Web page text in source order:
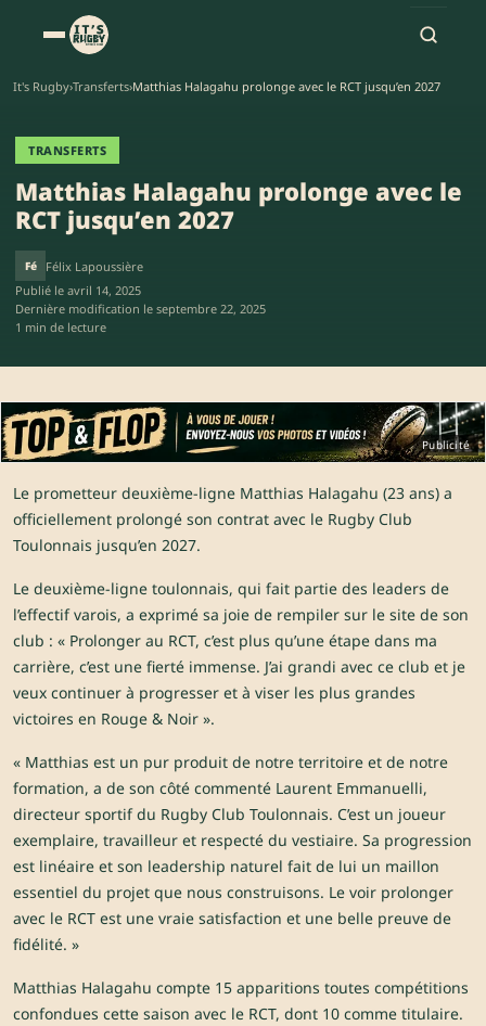
It's Rugby›Transferts›Matthias Halagahu prolonge avec le RCT jusqu’en 2027
TRANSFERTS
Matthias Halagahu prolonge avec le
RCT jusqu’en 2027
Fé
Félix Lapoussière
Publié le avril 14, 2025
Dernière modification le septembre 22, 2025
1 min de lecture
Publicité
Le prometteur deuxième-ligne Matthias Halagahu (23 ans) a
officiellement prolongé son contrat avec le Rugby Club
Toulonnais jusqu’en 2027.
Le deuxième-ligne toulonnais, qui fait partie des leaders de
l’effectif varois, a exprimé sa joie de rempiler sur le site de son
club : « Prolonger au RCT, c’est plus qu’une étape dans ma
carrière, c’est une fierté immense. J’ai grandi avec ce club et je
veux continuer à progresser et à viser les plus grandes
victoires en Rouge & Noir ».
« Matthias est un pur produit de notre territoire et de notre
formation, a de son côté commenté Laurent Emmanuelli,
directeur sportif du Rugby Club Toulonnais. C’est un joueur
exemplaire, travailleur et respecté du vestiaire. Sa progression
est linéaire et son leadership naturel fait de lui un maillon
essentiel du projet que nous construisons. Le voir prolonger
avec le RCT est une vraie satisfaction et une belle preuve de
fidélité. »
Matthias Halagahu compte 15 apparitions toutes compétitions
confondues cette saison avec le RCT, dont 10 comme titulaire.